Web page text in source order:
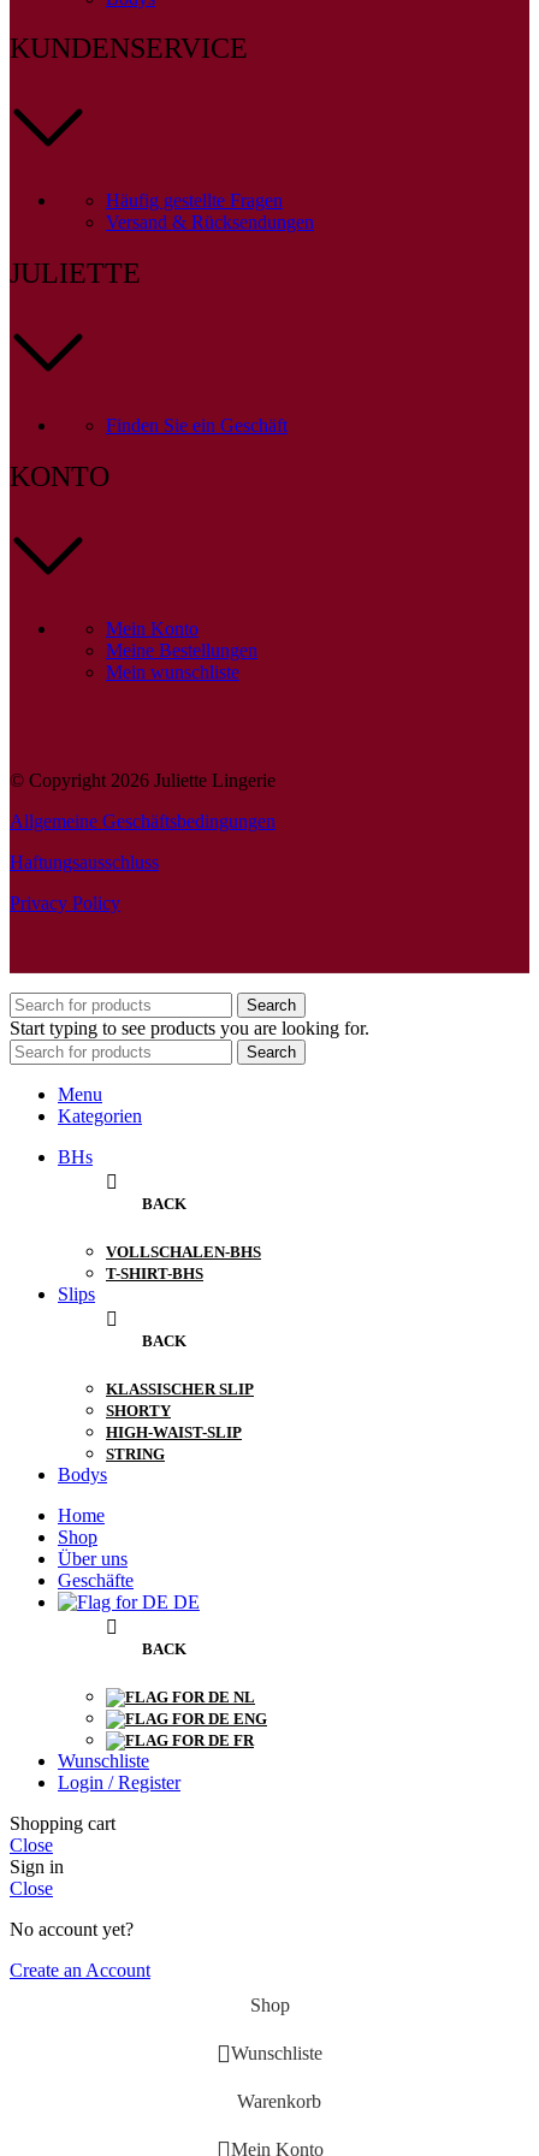
KUNDENSERVICE
Häufig gestellte Fragen
Versand & Rücksendungen
JULIETTE
Finden Sie ein Geschäft
KONTO
Mein Konto
Meine Bestellungen
Mein wunschliste
© Copyright 2026 Juliette Lingerie
Allgemeine Geschäftsbedingungen
Haftungsausschluss
Privacy Policy
Search
Start typing to see products you are looking for.
Search
Menu
Kategorien
BHs
BACK
VOLLSCHALEN-BHS
T-SHIRT-BHS
Slips
BACK
KLASSISCHER SLIP
SHORTY
HIGH-WAIST-SLIP
STRING
Bodys
Home
Shop
Über uns
Geschäfte
DE
BACK
NL
ENG
FR
Wunschliste
Login / Register
Shopping cart
Close
Sign in
Close
No account yet?
Create an Account
Shop
Wunschliste
Warenkorb
Mein Konto